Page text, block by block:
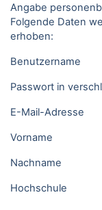
Angabe
Folgende Daten
erhoben:
Benutzername
Passwort in
E-Mail-Adresse
Vorname
Nachname
Hochschule